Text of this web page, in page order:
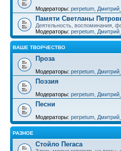
Модераторы: perpetum
Памяти Светланы
Деятельность, воспоминания,
Модераторы: perpetum
ВАШЕ ТВОРЧЕСТВО
Проза
Модераторы: perpetum
Поэзия
Модераторы: perpetum
Песни
Модераторы: perpetum
РАЗНОЕ
Стойло Пегаса